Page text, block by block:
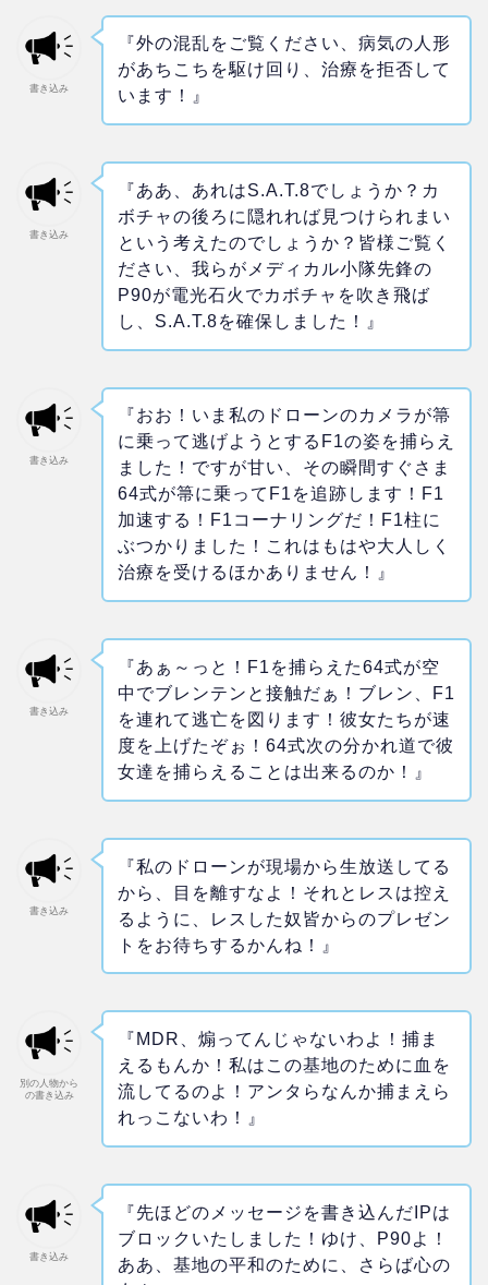
書き込み
『外の混乱をご覧ください、病気の人形
があちこちを駆け回り、治療を拒否して
います！』
書き込み
『ああ、あれはS.A.T.8でしょうか？カ
ボチャの後ろに隠れれば見つけられまい
という考えたのでしょうか？皆様ご覧く
ださい、我らがメディカル小隊先鋒の
P90が電光石火でカボチャを吹き飛ば
し、S.A.T.8を確保しました！』
書き込み
『おお！いま私のドローンのカメラが箒
に乗って逃げようとするF1の姿を捕らえ
ました！ですが甘い、その瞬間すぐさま
64式が箒に乗ってF1を追跡します！F1
加速する！F1コーナリングだ！F1柱に
ぶつかりました！これはもはや大人しく
治療を受けるほかありません！』
書き込み
『あぁ～っと！F1を捕らえた64式が空
中でブレンテンと接触だぁ！ブレン、F1
を連れて逃亡を図ります！彼女たちが速
度を上げたぞぉ！64式次の分かれ道で彼
女達を捕らえることは出来るのか！』
書き込み
『私のドローンが現場から生放送してる
から、目を離すなよ！それとレスは控え
るように、レスした奴皆からのプレゼン
トをお待ちするかんね！』
別の人物から
の書き込み
『MDR、煽ってんじゃないわよ！捕ま
えるもんか！私はこの基地のために血を
流してるのよ！アンタらなんか捕まえら
れっこないわ！』
書き込み
『先ほどのメッセージを書き込んだIPは
ブロックいたしました！ゆけ、P90よ！
ああ、基地の平和のために、さらば心の